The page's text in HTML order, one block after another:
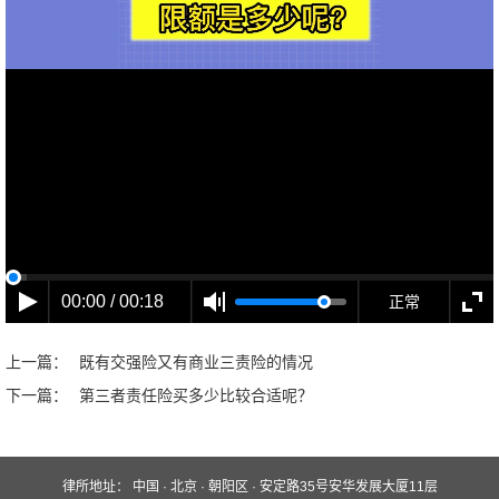
00:00 / 00:18 正常
上一篇：
既有交强险又有商业三责险的情况
下一篇：
第三者责任险买多少比较合适呢？
律所地址： 中国 · 北京 · 朝阳区 · 安定路35号安华发展大厦11层